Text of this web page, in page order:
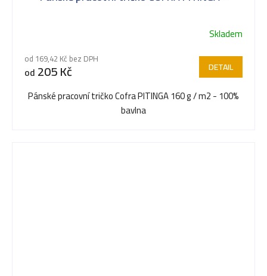
Skladem
od 169,42 Kč bez DPH
od 205 Kč DETAIL
Pánské pracovní tričko Cofra PITINGA 160 g / m2 - 100%
bavlna